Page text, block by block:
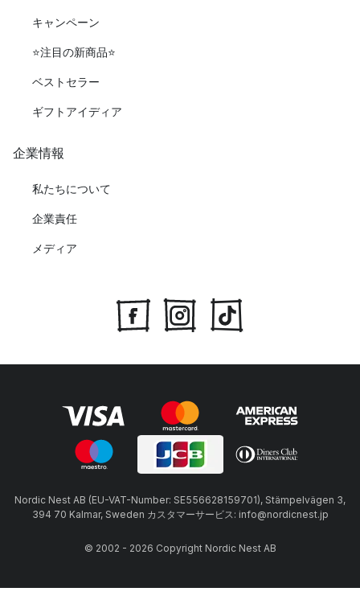
キャンペーン
⭐️注目の新商品⭐️
ベストセラー
ギフトアイディア
企業情報
私たちについて
企業責任
メディア
Nordic Nest AB (EU-VAT-Number: SE556628159701), Stämpelvägen 3,
394 70 Kalmar, Sweden カスタマーサービス: info@nordicnest.jp
© 2002 - 2026 Copyright Nordic Nest AB